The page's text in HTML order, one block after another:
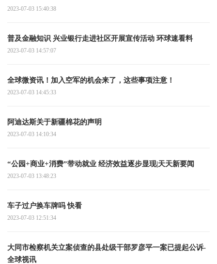
2023-07-03 15:40:38
普及金融知识 兴业银行走进社区开展宣传活动 环球速看料
2023-07-03 14:57:07
全球微资讯！加入空军的机会来了，这些事项注意！
2023-07-03 14:45:33
阿迪达斯关于新疆棉花的声明
2023-07-03 14:10:34
“公园+商业+消费”带动就业 经济效益逐步显现|天天新要闻
2023-07-03 13:48:23
车子过户换车牌吗 快看
2023-07-03 12:51:34
大同市检察机关立案侦查的县处级干部罗彦平一案已提起公诉-
全球视讯